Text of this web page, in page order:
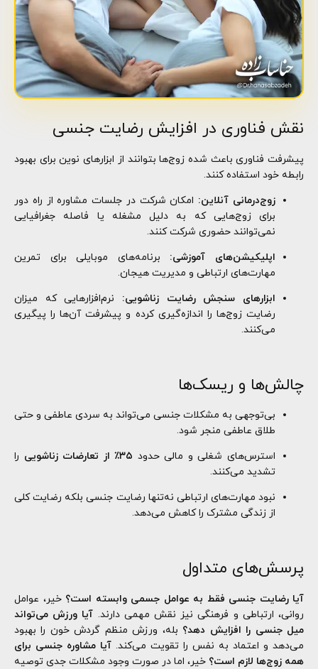
نقش فناوری در افزایش رضایت جنسی
پیشرفت فناوری باعث شده زوج‌ها بتوانند از ابزارهای نوین برای بهبود
رابطه خود استفاده کنند.
زوج‌درمانی آنلاین: امکان شرکت در جلسات مشاوره از راه دور
برای زوج‌هایی که به دلیل مشغله یا فاصله جغرافیایی
نمی‌توانند حضوری شرکت کنند.
اپلیکیشن‌های آموزشی: برنامه‌های موبایلی برای تمرین
مهارت‌های ارتباطی و مدیریت هیجان.
ابزارهای سنجش رضایت زناشویی: نرم‌افزارهایی که میزان
رضایت زوج‌ها را اندازه‌گیری کرده و پیشرفت آن‌ها را پیگیری
می‌کنند.
چالش‌ها و ریسک‌ها
بی‌توجهی به مشکلات جنسی می‌تواند به سردی عاطفی و حتی
طلاق عاطفی منجر شود.
استرس‌های شغلی و مالی حدود ۳۵٪ از تعارضات زناشویی
را
تشدید می‌کنند.
نبود مهارت‌های ارتباطی نه‌تنها رضایت جنسی بلکه رضایت کلی
از زندگی مشترک را کاهش می‌دهد.
پرسش‌های متداول
آیا رضایت جنسی فقط به عوامل جسمی وابسته است؟ خیر، عوامل
روانی، ارتباطی و فرهنگی نیز نقش مهمی دارند. آیا ورزش می‌تواند
میل جنسی را افزایش دهد؟ بله، ورزش منظم گردش خون را بهبود
می‌دهد و اعتماد به نفس را تقویت می‌کند. آیا مشاوره جنسی برای
همه زوج‌ها لازم است؟ خیر، اما در صورت وجود مشکلات جدی توصیه